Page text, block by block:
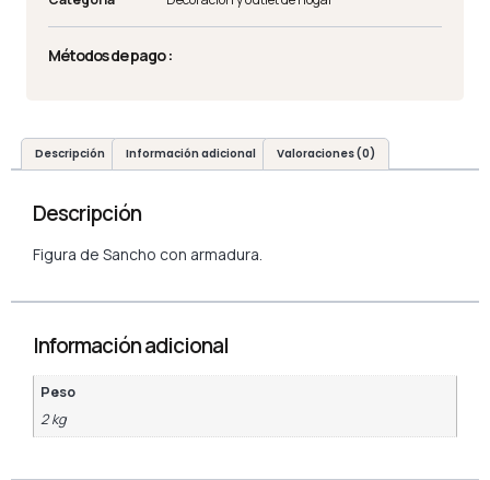
Métodos de pago :
Descripción Información adicional Valoraciones (0)
Descripción
Figura de Sancho con armadura.
Información adicional
Peso
2 kg